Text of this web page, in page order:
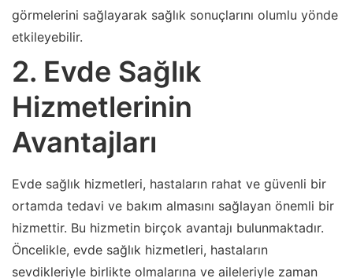
görmelerini sağlayarak sağlık sonuçlarını olumlu yönde
etkileyebilir.
2. Evde Sağlık
Hizmetlerinin
Avantajları
Evde sağlık hizmetleri, hastaların rahat ve güvenli bir
ortamda tedavi ve bakım almasını sağlayan önemli bir
hizmettir. Bu hizmetin birçok avantajı bulunmaktadır.
Öncelikle, evde sağlık hizmetleri, hastaların
sevdikleriyle birlikte olmalarına ve aileleriyle zaman